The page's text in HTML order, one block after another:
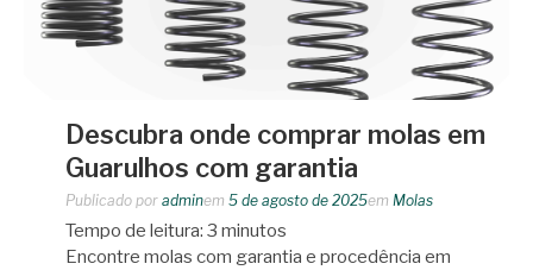
Descubra onde comprar molas em
Guarulhos com garantia
Publicado por adminem 5 de agosto de 2025em Molas
Tempo de leitura: 3 minutos
Encontre molas com garantia e procedência em